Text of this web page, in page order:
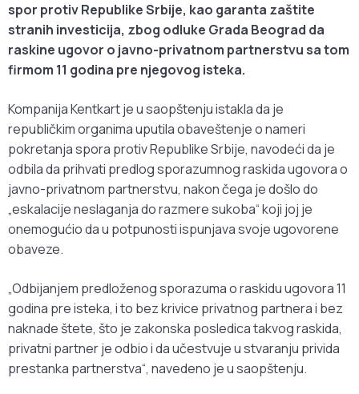
spor protiv Republike Srbije, kao garanta zaštite
stranih investicija, zbog odluke Grada Beograd da
raskine ugovor o javno-privatnom partnerstvu sa tom
firmom 11 godina pre njegovog isteka.
Kompanija Kentkart je u saopštenju istakla da je
republičkim organima uputila obaveštenje o nameri
pokretanja spora protiv Republike Srbije, navodeći da je
odbila da prihvati predlog sporazumnog raskida ugovora o
javno-privatnom partnerstvu, nakon čega je došlo do
„eskalacije neslaganja do razmere sukoba“ koji joj je
onemogućio da u potpunosti ispunjava svoje ugovorene
obaveze.
„Odbijanjem predloženog sporazuma o raskidu ugovora 11
godina pre isteka, i to bez krivice privatnog partnera i bez
naknade štete, što je zakonska posledica takvog raskida,
privatni partner je odbio i da učestvuje u stvaranju privida
prestanka partnerstva“, navedeno je u saopštenju.